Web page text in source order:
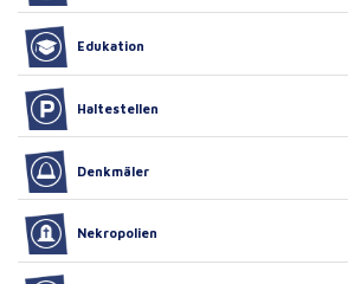
Edukation
Haltestellen
Denkmäler
Nekropolien